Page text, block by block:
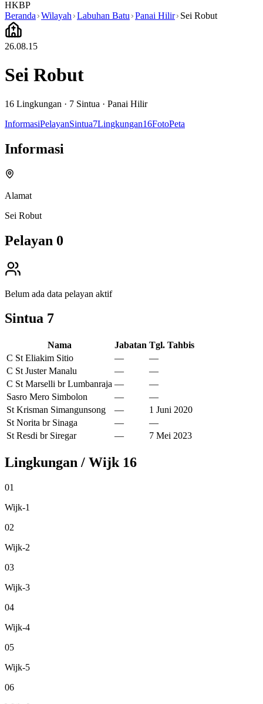
HKBP
Beranda Wilayah Labuhan Batu Panai Hilir Sei Robut
26.08.15
Sei Robut
16 Lingkungan · 7 Sintua · Panai Hilir
InformasiPelayanSintua7Lingkungan16FotoPeta
Informasi
Alamat
Sei Robut
Pelayan 0
Belum ada data pelayan aktif
Sintua 7
Nama Jabatan Tgl. Tahbis
C St Eliakim Sitio
—
—
C St Juster Manalu
—
—
C St Marselli br Lumbanraja —
—
Sasro Mero Simbolon
—
—
St Krisman Simangunsong
—
1 Juni 2020
St Norita br Sinaga
—
—
St Resdi br Siregar
— 7 Mei 2023
Lingkungan / Wijk 16
01
Wijk-1
02
Wijk-2
03
Wijk-3
04
Wijk-4
05
Wijk-5
06